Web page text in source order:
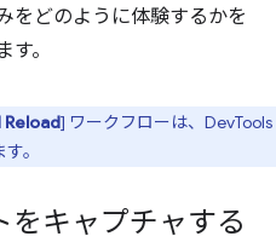
をどのように体験するかを
。
] ワークフローは、DevTools
。
をキャプチャする